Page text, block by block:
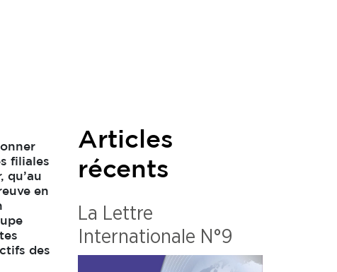
filiales
qu’au
en
des
Articles
récents
La Lettre
Internationale N°9